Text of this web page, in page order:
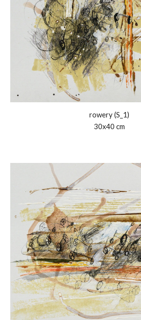
rowery (S_1)
30x40 cm